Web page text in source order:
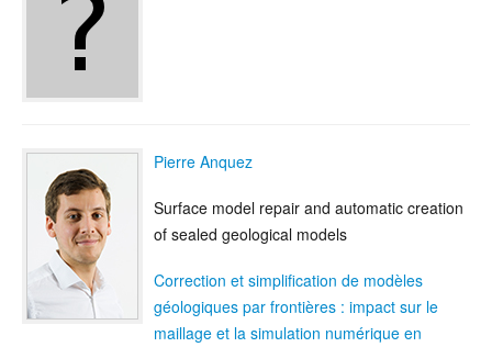
Work with us
Pierre Anquez
Surface model repair and automatic creation
of sealed geological models
Correction et simplification de modèles
géologiques par frontières : impact sur le
maillage et la simulation numérique en